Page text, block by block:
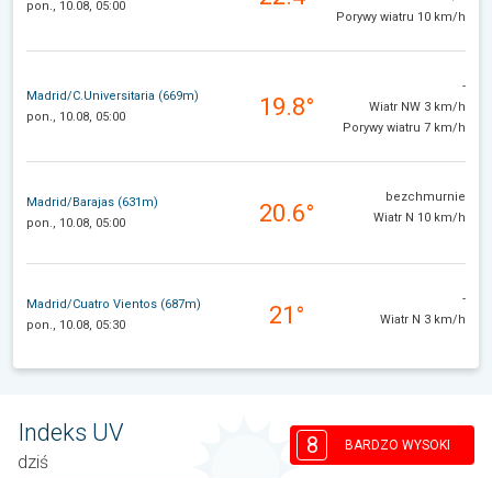
pon., 10.08, 05:00
Porywy wiatru 10 km/h
Madrid/C.Universitaria (669m)
pon., 10.08, 05:00
19.8°
-
Wiatr NW 3 km/h
Porywy wiatru 7 km/h
Madrid/Barajas (631m)
pon., 10.08, 05:00
20.6°
bezchmurnie
Wiatr N 10 km/h
Madrid/Cuatro Vientos (687m)
pon., 10.08, 05:30
21°
-
Wiatr N 3 km/h
Indeks UV
dziś
8 BARDZO WYSOKI